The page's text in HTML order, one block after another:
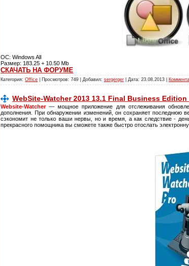
OC: Windows All
Размер: 183.25 + 10.50 Mb
СКАЧАТЬ НА ФОРУМЕ
Категория: Office | Просмотров: 749 | Добавил: sergerger | Дата: 23.08.2013
WebSite-Watcher 2013 13.1 Final Business Edition
Website-Watcher— мощное приложение для отслеживания
дополнения. При обнаружении изменений, он сохраняет последнюю
сэкономит не только ваши нервы, но и время, а как следствие -
прекрасного помощника вы сможете также быстро отослать